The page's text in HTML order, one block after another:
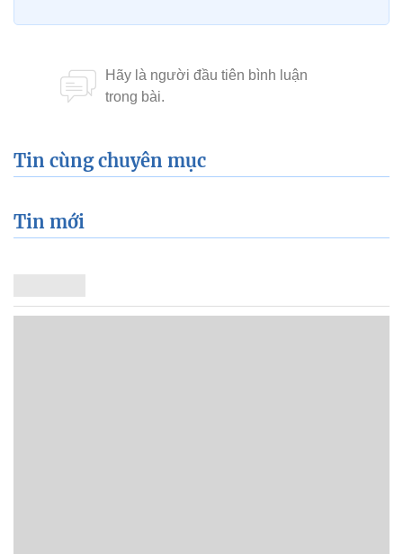
Tin cùng chuyên mục
Tin mới